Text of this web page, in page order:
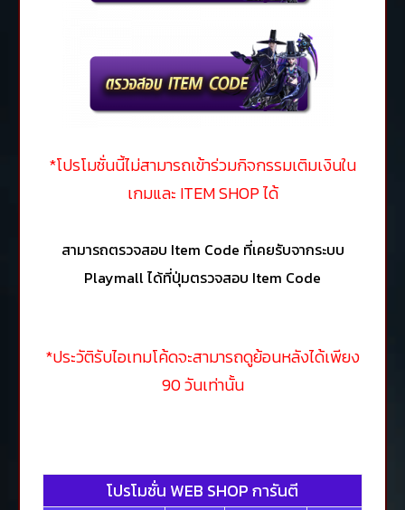
*โปรโมชั่นนี้ไม่สามารถเข้าร่วมกิจกรรมเติมเงินใน
เกมและ ITEM SHOP ได้
สามารถตรวจสอบ Item Code ที่เคยรับจากระบบ
Playmall ได้ที่ปุ่มตรวจสอบ Item Code
*ประวัติรับไอเทมโค้ดจะสามารถดูย้อนหลังได้เพียง
90 วันเท่านั้น
โปรโมชั่น WEB SHOP การันตี